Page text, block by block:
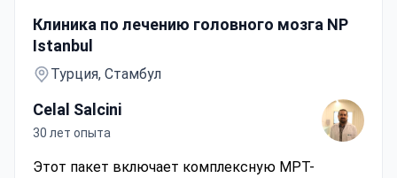
Клиника по лечению головного мозга NP
Istanbul
Турция, Стамбул
Celal Salcini
30 лет опыта
Этот пакет включает комплексную МРТ-